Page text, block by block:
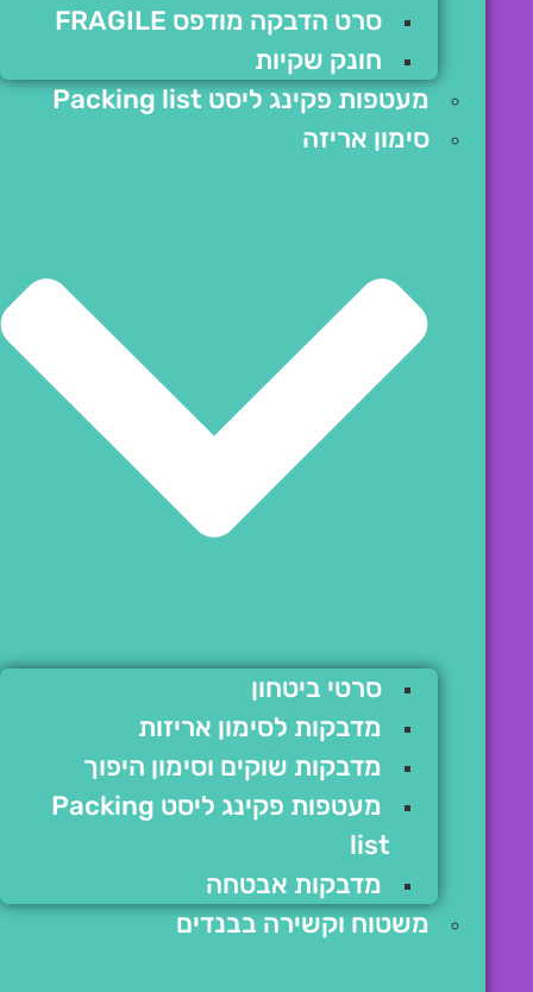
סרט הדבקה מודפס FRAGILE
חונק שקיות
מעטפות פקינג ליסט Packing list
סימון אריזה
סרטי ביטחון
מדבקות לסימון אריזות
מדבקות שוקים וסימון היפוך
מעטפות פקינג ליסט Packing
list
מדבקות אבטחה
משטוח וקשירה בבנדים